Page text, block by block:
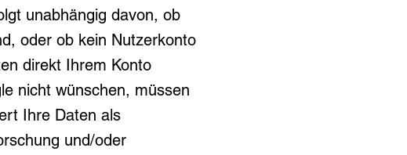
unabhängig davon, ob
oder ob kein Nutzerkonto
direkt Ihrem Konto
nicht wünschen, müssen
Ihre Daten als
und/oder